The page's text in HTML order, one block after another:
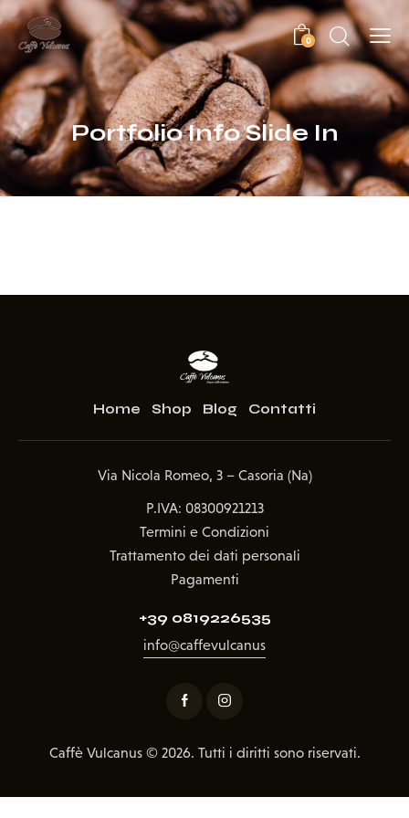
0
Portfolio Info Slide In
Home Shop Blog Contatti
Via Nicola Romeo, 3 – Casoria (Na)
P.IVA: 08300921213
Termini e Condizioni
Trattamento dei dati personali
Pagamenti
+39 0819226535
info@caffevulcanus
Caffè Vulcanus© 2026. Tutti i diritti sono riservati.